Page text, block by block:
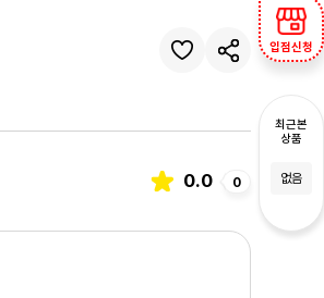
입점신청
최근본
상품
없음
0.0 0